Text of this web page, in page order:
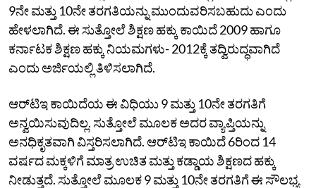
9ನೇ ಮತ್ತು 10ನೇ ತರಗತಿಯನ್ನು ಮುಂದುವರಿಸಬಹುದು ಎಂದು
ಹೇಳಲಾಗಿದೆ. ಈ ಸುತ್ತೋಲೆ ಶಿಕ್ಷಣ ಹಕ್ಕು ಕಾಯಿದೆ 2009 ಹಾಗೂ
ಕರ್ನಾಟಕ ಶಿಕ್ಷಣ ಹಕ್ಕು ನಿಯಮಗಳು- 2012ಕ್ಕೆ ತದ್ವಿರುದ್ಧವಾಗಿದೆ
ಎಂದು ಅರ್ಜಿಯಲ್ಲಿ ತಿಳಿಸಲಾಗಿದೆ.
ಆರ್‌ಟಿಇ ಕಾಯಿದೆಯ ಈ ವಿಧಿಯು 9 ಮತ್ತು 10ನೇ ತರಗತಿಗೆ
ಅನ್ವಯಿಸುವುದಿಲ್ಲ. ಸುತ್ತೋಲೆ ಮೂಲಕ ಅದರ ವ್ಯಾಪ್ತಿಯನ್ನು
ಅನಧಿಕೃತವಾಗಿ ವಿಸ್ತರಿಸಲಾಗಿದೆ. ಆರ್‌ಟಿಇ ಕಾಯಿದೆ 6ರಿಂದ 14
ವರ್ಷದ ಮಕ್ಕಳಿಗೆ ಮಾತ್ರ ಉಚಿತ ಮತ್ತು ಕಡ್ಡಾಯ ಶಿಕ್ಷಣದ ಹಕ್ಕು
ನೀಡುತ್ತದೆ. ಸುತ್ತೋಲೆ ಮೂಲಕ 9 ಮತ್ತು 10ನೇ ತರಗತಿಗೆ ಈ ಸೌಲಭ್ಯ